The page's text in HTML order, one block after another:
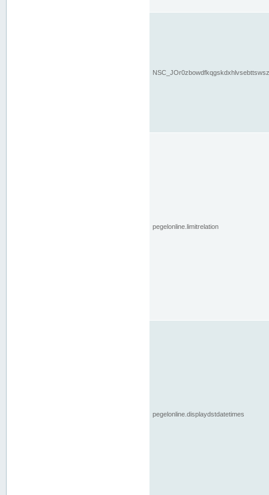
pegelonline.limitrelation
pegelonline.displaydstdatetimes